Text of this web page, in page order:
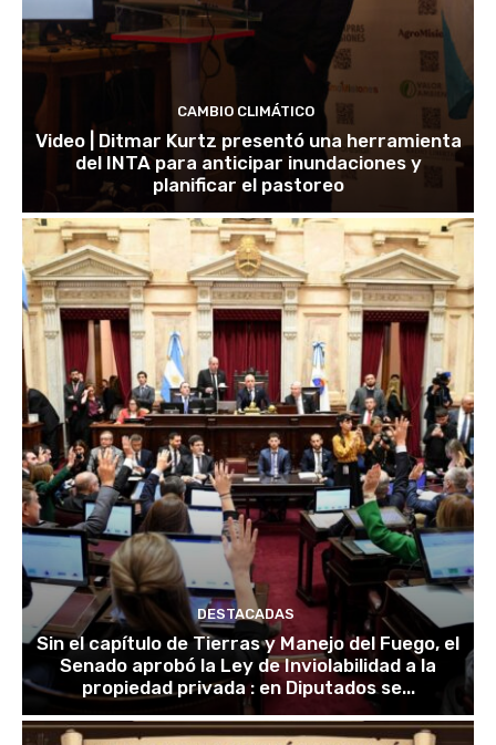
CAMBIO CLIMÁTICO
Video | Ditmar Kurtz presentó una herramienta
del INTA para anticipar inundaciones y
planificar el pastoreo
DESTACADAS
Sin el capítulo de Tierras y Manejo del Fuego, el
Senado aprobó la Ley de Inviolabilidad a la
propiedad privada : en Diputados se...